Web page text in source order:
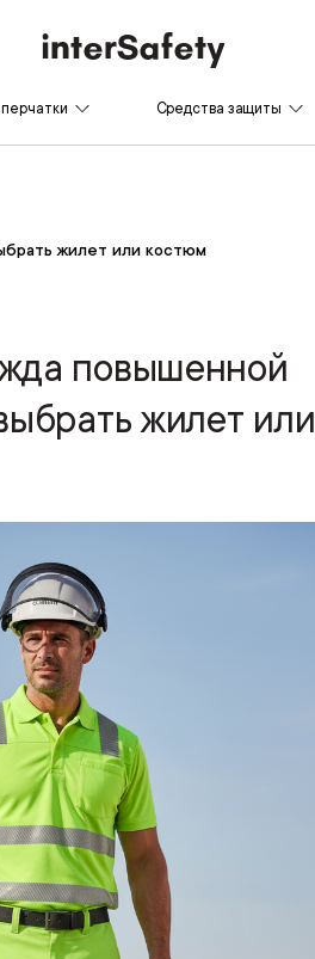
Средства защиты
жилет или костюм
повышенной
жилет или